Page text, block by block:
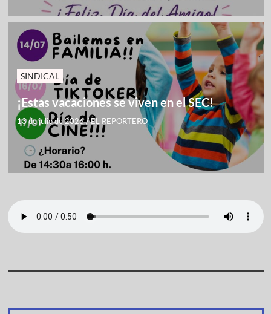
SINDICAL
¡Estas vacaciones se viven en el SEC!
13 de julio de 2026/EL REPORTERO